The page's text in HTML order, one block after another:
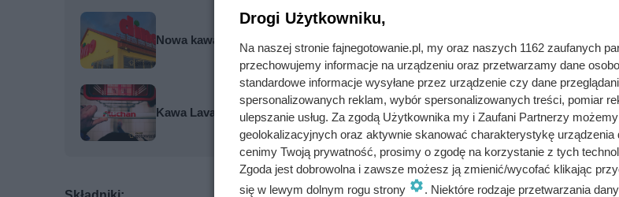
Nowa kawa w Dino robi furorę. Kawosze zachwyceni smakiem, a cena jest
Kawa Lavazza za 0 zł w Auchan! Biorą po kilka paczek, bo nie ma żadnych limitów
Drogi Użytkowniku,
Na naszej stronie fajnegotowanie.pl, my oraz naszych 1162 zaufanych
przechowujemy informacje na urządzeniu oraz przetwarzamy dane
standardowe informacje wysyłane przez urządzenie czy dane
spersonalizowanych reklam, wybór spersonalizowanych treści, pomiar
ulepszanie usług. Za zgodą Użytkownika my i Zaufani Partnerzy
geolokalizacyjnych oraz aktywnie skanować charakterystykę urządzenia
cenimy Twoją prywatność, prosimy o zgodę na korzystanie z tych
Zgoda jest dobrowolna i zawsze możesz ją zmienić/wycofać klikając
się w lewym dolnym rogu strony
. Niektóre rodzaje przetwarzania